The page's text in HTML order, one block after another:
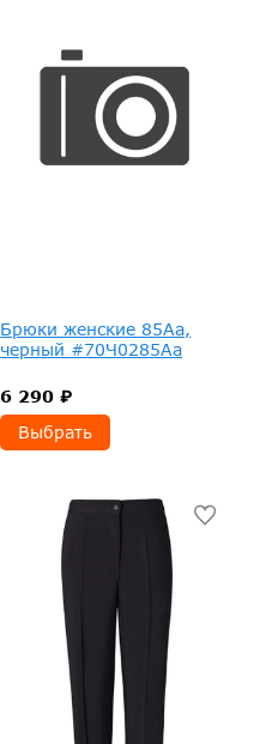
Брюки женские 85Аа,
черный #70Ч0285Аа
6 290 ₽
Выбрать